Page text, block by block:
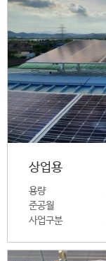
상업용
용량
준공월
사업구분